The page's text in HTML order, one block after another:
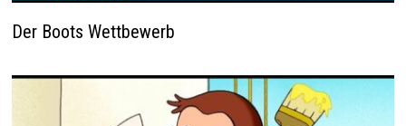
Der Boots Wettbewerb